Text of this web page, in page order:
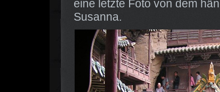
eine letzte Foto von dem
Susanna.